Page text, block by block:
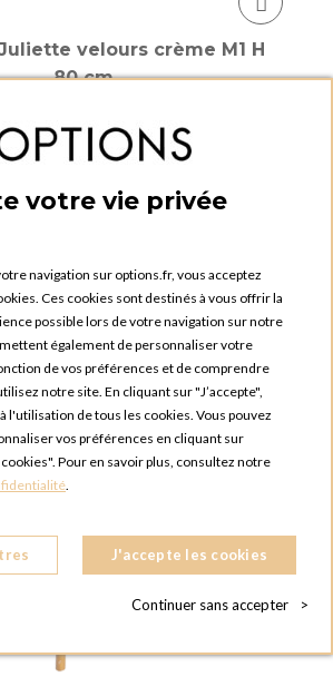
AJOUTER AU PANIER
velours crème M1 H
80 cm
votre vie privée
navigation sur options.fr, vous acceptez
Ces cookies sont destinés à vous offrir la
possible lors de votre navigation sur notre
également de personnaliser votre
de vos préférences et de comprendre
notre site. En cliquant sur "J’accepte",
l'utilisation de tous les cookies. Vous pouvez
vos préférences en cliquant sur
Pour en savoir plus, consultez notre
.
J'accepte les cookies
Continuer sans accepter >